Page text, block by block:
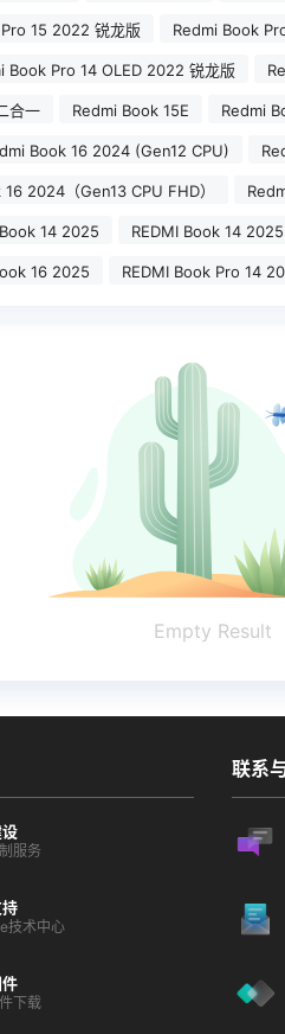
15 2022 锐龙版 Redmi Book
Book Pro 14 OLED 2022 锐龙版
合一 Redmi Book 15E Redmi
Book 16 2024 (Gen12 CPU)
2024（Gen13 CPU FHD）
14 2025 REDMI Book 14
16 2025 REDMI Book Pro 14
Empty Result
服务
技术中心
下载
联系